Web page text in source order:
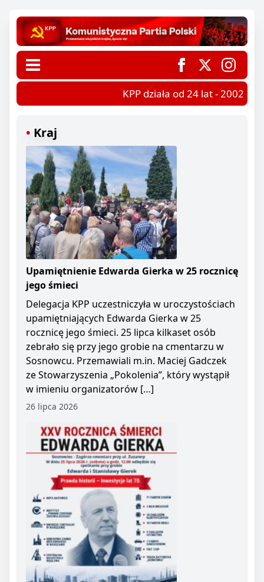
KPP działa od 24 lat - 2002-
Kraj
Upamiętnienie Edwarda Gierka w 25 rocznicę
jego śmieci
Delegacja KPP uczestniczyła w uroczystościach
upamiętniających Edwarda Gierka w 25
rocznicę jego śmieci. 25 lipca kilkaset osób
zebrało się przy jego grobie na cmentarzu w
Sosnowcu. Przemawiali m.in. Maciej Gadczek
ze Stowarzyszenia „Pokolenia”, który wystąpił
w imieniu organizatorów […]
26 lipca 2026